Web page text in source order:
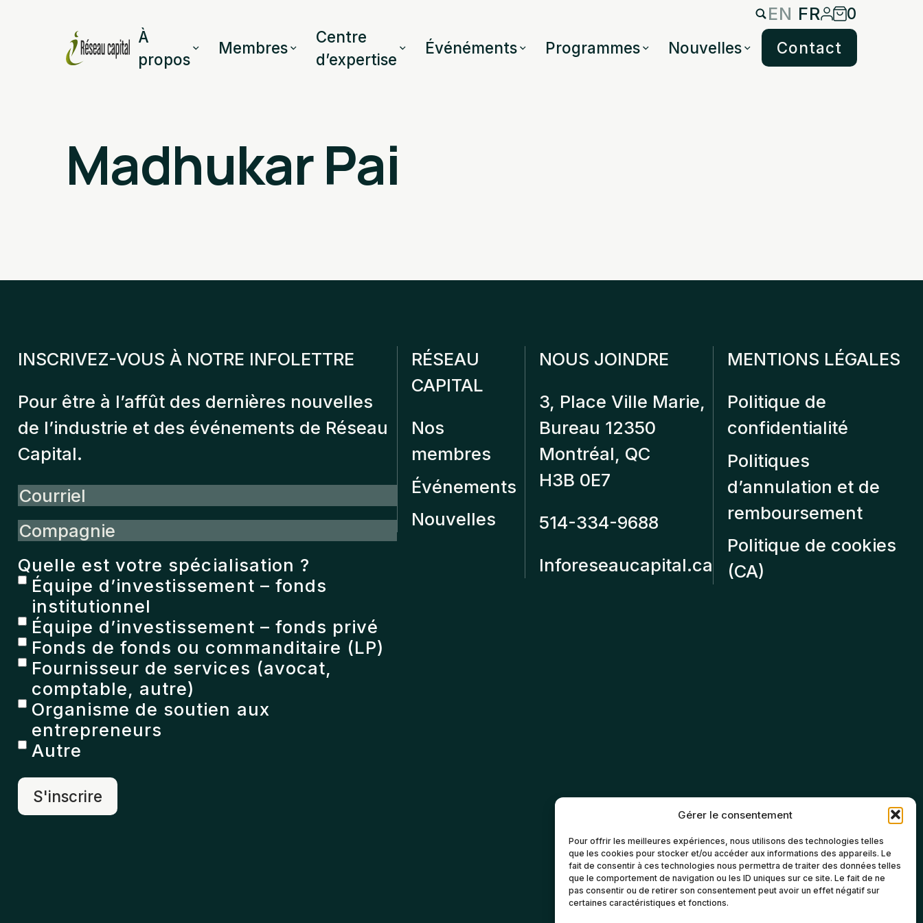
Gérer le consentement
Pour offrir les meilleures expériences, nous utilisons des technologies telles
que les cookies pour stocker et/ou accéder aux informations des appareils. Le
fait de consentir à ces technologies nous permettra de traiter des données telles
que le comportement de navigation ou les ID uniques sur ce site. Le fait de ne
pas consentir ou de retirer son consentement peut avoir un effet négatif sur
certaines caractéristiques et fonctions.
EN FR
0
À
propos
Membres
Centre
d’expertise
Événéments Programmes Nouvelles Contact
Madhukar Pai
INSCRIVEZ-VOUS À NOTRE INFOLETTRE
Pour être à l’affût des dernières nouvelles
de l’industrie et des événements de Réseau
Capital.
Courriel
Compagnie
Quelle est votre spécialisation ?
Équipe d’investissement – fonds
institutionnel
Équipe d’investissement – fonds privé
Fonds de fonds ou commanditaire (LP)
Fournisseur de services (avocat,
comptable, autre)
Organisme de soutien aux
entrepreneurs
Autre
RÉSEAU
CAPITAL
Nos
membres
Événements
Nouvelles
NOUS JOINDRE
3, Place Ville Marie,
Bureau 12350
Montréal, QC
H3B 0E7
514-334-9688
Inforeseaucapital.ca
MENTIONS LÉGALES
Politique de
confidentialité
Politiques
d’annulation et de
remboursement
Politique de cookies
(CA)